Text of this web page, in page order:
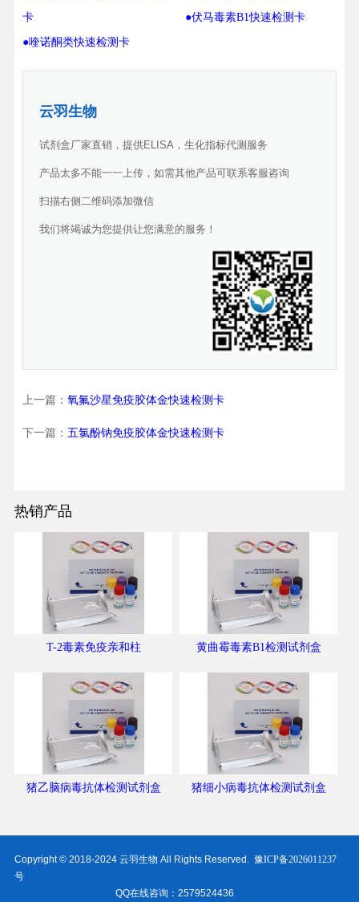
卡
●喹诺酮类快速检测卡
●伏马毒素B1快速检测卡
云羽生物
试剂盒厂家直销，提供ELISA，生化指标代测服务
产品太多不能一一上传，如需其他产品可联系客服咨询
扫描右侧二维码添加微信
我们将竭诚为您提供让您满意的服务！
上一篇： 氧氟沙星免疫胶体金快速检测卡
下一篇： 五氯酚钠免疫胶体金快速检测卡
热销产品
T-2毒素免疫亲和柱 黄曲霉毒素B1检测试剂盒
猪乙脑病毒抗体检测试剂盒 猪细小病毒抗体检测试剂盒
Copyright © 2018-2024 云羽生物 All Rights Reserved. 豫ICP备2026011237
号
QQ在线咨询：2579524436